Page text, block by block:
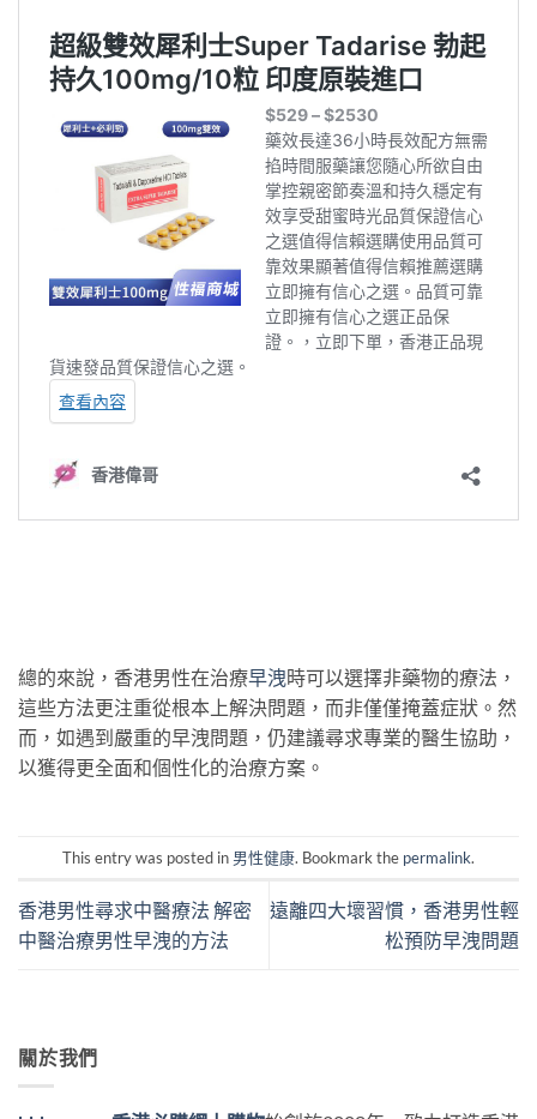
總的來說，香港男性在治療早洩時可以選擇非藥物的療法，
這些方法更注重從根本上解決問題，而非僅僅掩蓋症狀。然
而，如遇到嚴重的早洩問題，仍建議尋求專業的醫生協助，
以獲得更全面和個性化的治療方案。
This entry was posted in 男性健康. Bookmark the permalink.
香港男性尋求中醫療法 解密
中醫治療男性早洩的方法
遠離四大壞習慣，香港男性輕
松預防早洩問題
關於我們